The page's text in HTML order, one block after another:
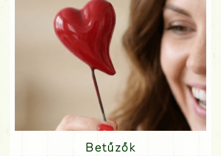
Betűzők